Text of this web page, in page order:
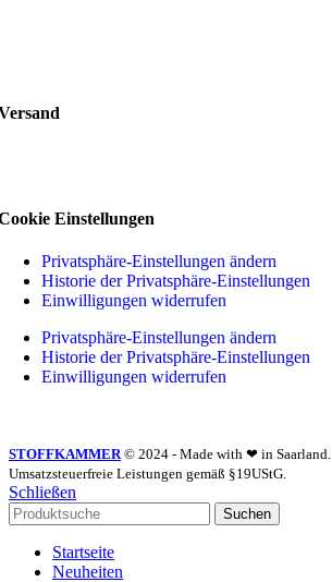
Einstellungen
Privatsphäre-Einstellungen ändern
Historie der Privatsphäre-Einstellungen
Einwilligungen widerrufen
Privatsphäre-Einstellungen ändern
Historie der Privatsphäre-Einstellungen
Einwilligungen widerrufen
STOFFKAMMER© 2024 - Made with ❤ in Saarland.
Umsatzsteuerfreie Leistungen gemäß §19UStG.
Schließen
Suchen
Startseite
Neuheiten